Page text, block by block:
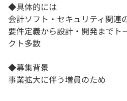
◆具体的には
会計ソフト・セキュリティ関連
要件定義から設計・開発までト
クト多数
◆募集背景
事業拡大に伴う増員のため